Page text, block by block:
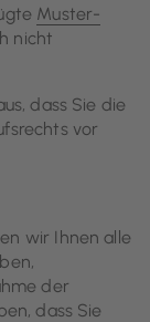
Muster-
nicht
dass Sie die
vor
wir Ihnen alle
der
dass Sie